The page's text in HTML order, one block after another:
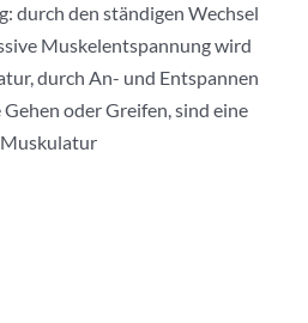
durch den ständigen Wechsel
Muskelentspannung wird
durch An- und Entspannen
oder Greifen, sind eine